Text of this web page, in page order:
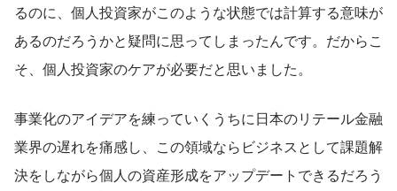
るのに、個人投資家がこのような状態では計算する意味が
あるのだろうかと疑問に思ってしまったんです。だからこ
そ、個人投資家のケアが必要だと思いました。
事業化のアイデアを練っていくうちに日本のリテール金融
業界の遅れを痛感し、この領域ならビジネスとして課題解
決をしながら個人の資産形成をアップデートできるだろう